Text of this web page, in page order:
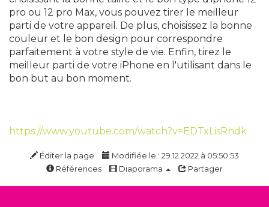
pro ou 12 pro Max, vous pouvez tirer le meilleur
parti de votre appareil. De plus, choisissez la bonne
couleur et le bon design pour correspondre
parfaitement à votre style de vie. Enfin, tirez le
meilleur parti de votre iPhone en l'utilisant dans le
bon but au bon moment.
https://www.youtube.com/watch?v=EDTxLisRhdk
Éditer la page
Modifiée le : 29.12.2022 à 05:50:53
Références
Diaporama Partager